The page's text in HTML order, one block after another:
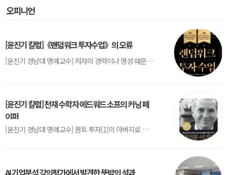
오피니언
[윤진기 칼럼]《랜덤워크 투자수업》의 오류
[윤진기 경남대 명예교수] 저자의 경력이나 명성 때문인지 2020년에 번역 출판된 《랜덤워크 투자수업》(A Random Walk Down Wall Street) 12판은 표지부터가 거창하다. ‘45년간 12번 개정하며 철저히 검증한 투자서’, ‘전문가 부럽지 않은 투자 감각을 길러주는 위대한 투자지침서’ 라는 은빛 광고문구로 독자를 유혹한다.[1] 출판 50주...
[윤진기 칼럼] 천재 수학자 에드워드 소프의 커닝 페
이퍼
[윤진기 경남대 명예교수] 퀀트 투자[1]의 아버지로 불리는 에드워드 소프(Edward O. Thorp)는 수학계에서 천재로 알려진 인물이다. 그는 수학자이지만, 투자 업계에도 여러 가지 흥미로운 일화를 남겼다.수학을 이용하여 카지노를 이길 수 있는지가 궁금했던 그는 동료 교수가 소개해 준 블랙잭(Blackjack) 전략의 핵심을 손바닥 크기의 종이에 요...